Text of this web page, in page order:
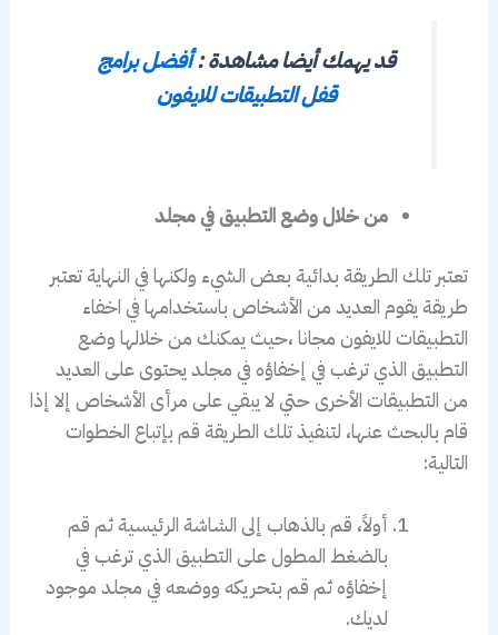
قد يهمك أيضا مشاهدة :أفضل برامج
قفل التطبيقات للايفون
من خلال وضع التطبيق في مجلد
تعتبر تلك الطريقة بدائية بعض الشيء ولكنها في النهاية تعتبر
طريقة يقوم العديد من الأشخاص باستخدامها في اخفاء
التطبيقات للايفون مجانا ،حيث يمكنك من خلالها وضع
التطبيق الذي ترغب في إخفاؤه في مجلد يحتوى على العديد
من التطبيقات الأخرى حتي لا يبقي على مرأى الأشخاص إلا إذا
قام بالبحث عنها، لتنفيذ تلك الطريقة قم بإتباع الخطوات
التالية:
أولاً، قم بالذهاب إلى الشاشة الرئيسية ثم قم
بالضغط المطول على التطبيق الذي ترغب في
إخفاؤه ثم قم بتحريكه ووضعه في مجلد موجود
لديك.